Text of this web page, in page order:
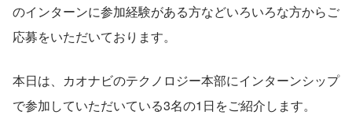
のインターンに参加経験がある方などいろいろな方からご
応募をいただいております。
本日は、カオナビのテクノロジー本部にインターンシップ
で参加していただいている3名の1日をご紹介します。